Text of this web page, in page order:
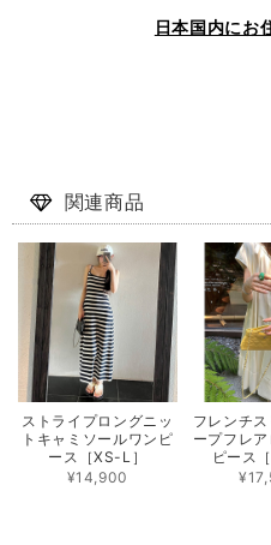
日本国内にお
関連商品
ストライプロングニッ
トキャミソールワンピ
ース［XS-L］
¥14,900
フレンチ
ープフレ
ピース